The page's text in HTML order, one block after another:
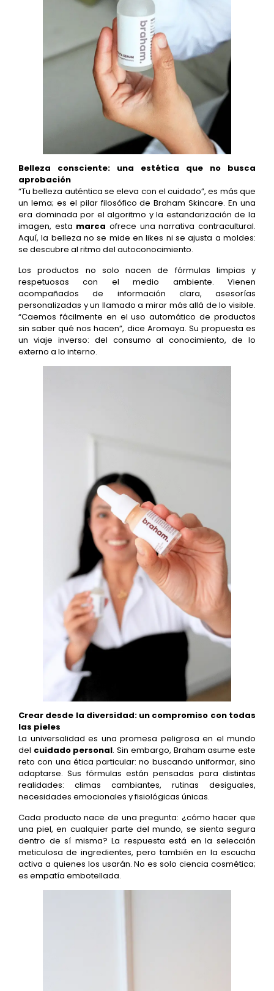
Belleza consciente: una estética que no busca
aprobación
“Tu belleza auténtica se eleva con el cuidado”, es más que
un lema; es el pilar filosófico de Braham Skincare. En una
era dominada por el algoritmo y la estandarización de la
imagen, esta marcaofrece una narrativa contracultural.
Aquí, la belleza no se mide en likes ni se ajusta a moldes:
se descubre al ritmo del autoconocimiento.
Los productos no solo nacen de fórmulas limpias y
respetuosas con el medio ambiente. Vienen
acompañados de información clara, asesorías
personalizadas y un llamado a mirar más allá de lo visible.
“Caemos fácilmente en el uso automático de productos
sin saber qué nos hacen”, dice Aromaya. Su propuesta es
un viaje inverso: del consumo al conocimiento, de lo
externo a lo interno.
Crear desde la diversidad: un compromiso con todas
las pieles
La universalidad es una promesa peligrosa en el mundo
del cuidado personal. Sin embargo, Braham asume este
reto con una ética particular: no buscando uniformar, sino
adaptarse. Sus fórmulas están pensadas para distintas
realidades: climas cambiantes, rutinas desiguales,
necesidades emocionales y fisiológicas únicas.
Cada producto nace de una pregunta: ¿cómo hacer que
una piel, en cualquier parte del mundo, se sienta segura
dentro de sí misma? La respuesta está en la selección
meticulosa de ingredientes, pero también en la escucha
activa a quienes los usarán. No es solo ciencia cosmética;
es empatía embotellada.